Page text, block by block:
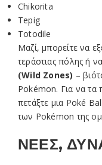
Chikorita
Tepig
Totodile
Μαζί, μπορείτε να
τεράστιας πόλης ή
(Wild Zones) –
Pokémon. Για να τα
πετάξτε μια Poké
των Pokémon της
ΝΕΕΣ,